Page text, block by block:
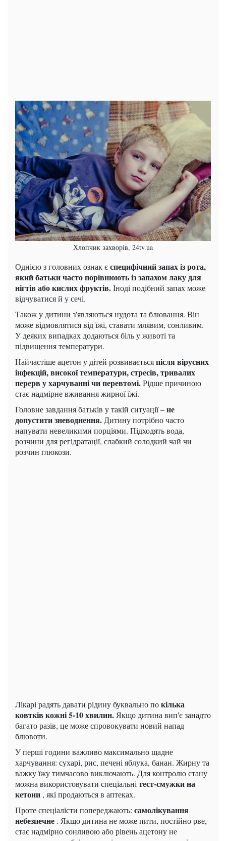
Хлопчик захворів, 24tv.ua
Однією з головних ознак єспецифічний запах із рота,
який батьки часто порівнюють із запахом лаку для
нігтів або кислих фруктів.Іноді подібний запах може
відчуватися й у сечі.
Також у дитини з'являються нудота та блювання. Він
може відмовлятися від їжі, ставати млявим, сонливим.
У деяких випадках додаються біль у животі та
підвищення температури.
Найчастіше ацетон у дітей розвиваєтьсяпісля вірусних
інфекцій, високої температури, стресів, тривалих
перерв у харчуванні чи перевтомі.Рідше причиною
стає надмірне вживання жирної їжі.
Головне завдання батьків у такій ситуації –не
допустити зневоднення. Дитину потрібно часто
напувати невеликими порціями. Підходять вода,
розчини для регідратації, слабкий солодкий чай чи
розчин глюкози.
Лікарі радять давати рідину буквально покілька
ковтків кожні 5-10 хвилин. Якщо дитина вип'є занадто
багато разів, це може спровокувати новий напад
блювоти.
У перші години важливо максимально щадне
харчування: сухарі, рис, печені яблука, банан. Жирну та
важку їжу тимчасово виключають. Для контролю стану
можна використовувати спеціальні тест-смужки на
кетони , які продаються в аптеках.
Проте спеціалісти попереджають: самолікування
небезпечне . Якщо дитина не може пити, постійно рве,
стає надмірно сонливою або рівень ацетону не